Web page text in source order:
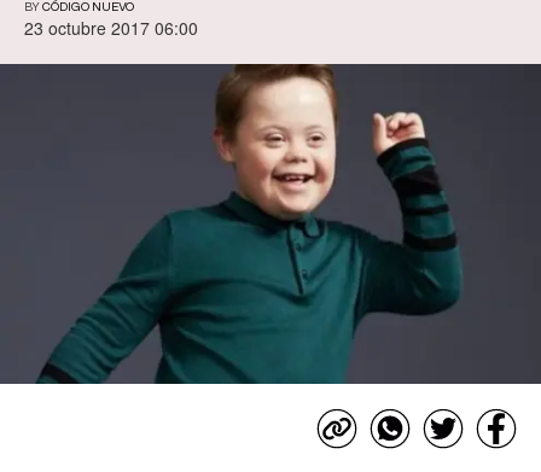
BY CÓDIGO NUEVO
23 octubre 2017 06:00